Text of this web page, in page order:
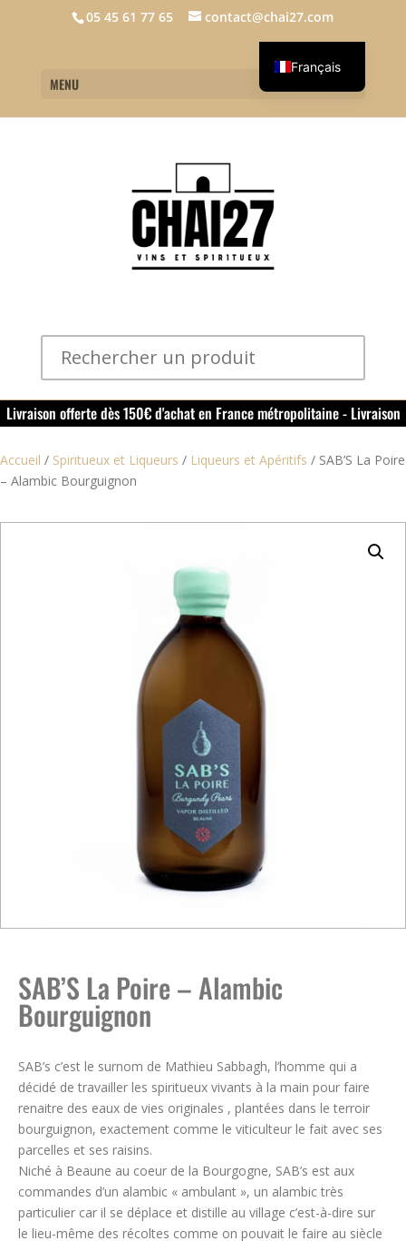
05 45 61 77 65 contact@chai27.com
MENU
Livraison offerte dès 150€ d'achat en France métropolitaine - Livraison
offerte dans le rouillacais (16) dès 50€ d'achat
Accueil / Spiritueux et Liqueurs / Liqueurs et Apéritifs / SAB’S La Poire
– Alambic Bourguignon
SAB’S La Poire – Alambic
Bourguignon
SAB’s c’est le surnom de Mathieu Sabbagh, l’homme qui a
décidé de travailler les spiritueux vivants à la main pour faire
renaitre des eaux de vies originales , plantées dans le terroir
bourguignon, exactement comme le viticulteur le fait avec ses
parcelles et ses raisins.
Niché à Beaune au coeur de la Bourgogne, SAB’s est aux
commandes d’un alambic « ambulant », un alambic très
particulier car il se déplace et distille au village c’est-à-dire sur
le lieu-même des récoltes comme on pouvait le faire au siècle
Français
English